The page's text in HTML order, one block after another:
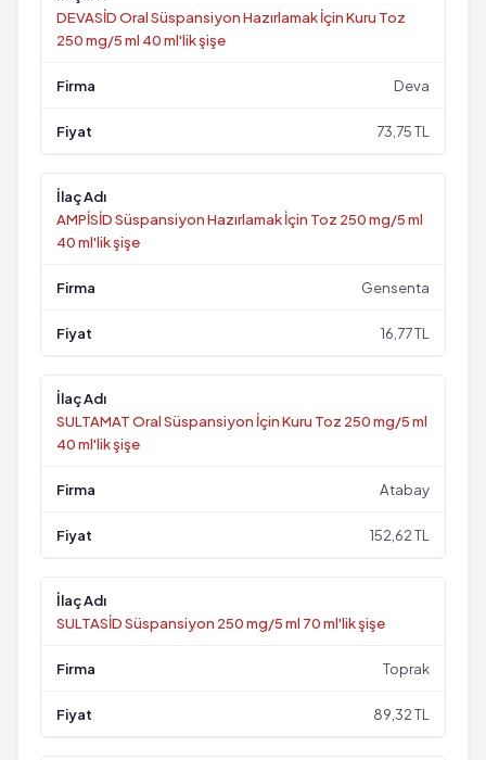
DEVASİD Oral Süspansiyon Hazırlamak İçin Kuru Toz
250 mg/5 ml 40 ml'lik şişe
Deva
73,75 TL
AMPİSİD Süspansiyon Hazırlamak İçin Toz 250 mg/5 ml
40 ml'lik şişe
Gensenta
16,77 TL
SULTAMAT Oral Süspansiyon İçin Kuru Toz 250 mg/5 ml
40 ml'lik şişe
Atabay
152,62 TL
SULTASİD Süspansiyon 250 mg/5 ml 70 ml'lik şişe
Toprak
89,32 TL